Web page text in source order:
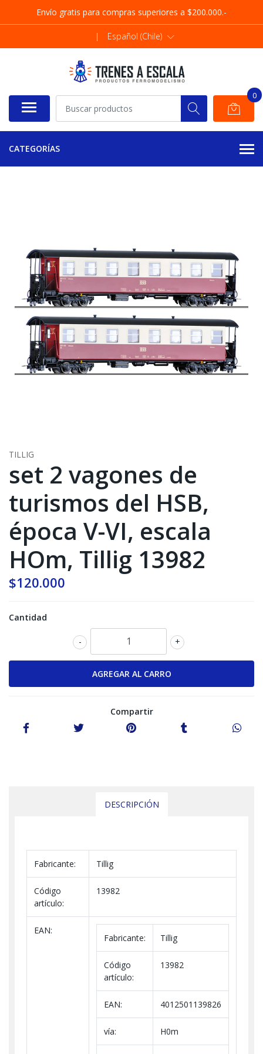
Envío gratis para compras superiores a $200.000.-
| Español (Chile)
0
CATEGORÍAS
TILLIG
set 2 vagones de
turismos del HSB,
época V-VI, escala
HOm, Tillig 13982
$120.000
Cantidad
+
-
Compartir
DESCRIPCIÓN
Fabricante: Tillig
Código
artículo:
13982
EAN:
Fabricante: Tillig
Código
artículo:
13982
EAN: 4012501139826
vía: H0m